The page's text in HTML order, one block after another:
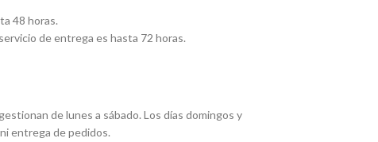
48 horas.
de entrega es hasta 72 horas.
de lunes a sábado. Los días domingos y
entrega de pedidos.